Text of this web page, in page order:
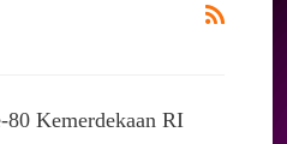
Kemerdekaan RI